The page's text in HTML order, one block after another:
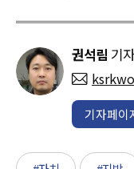
권석림 기자
기자페이